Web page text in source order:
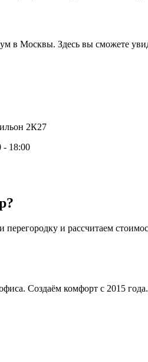
в Москвы. Здесь вы сможете
2К27
18:00
и рассчитаем
Создаём комфорт с 2015 года.